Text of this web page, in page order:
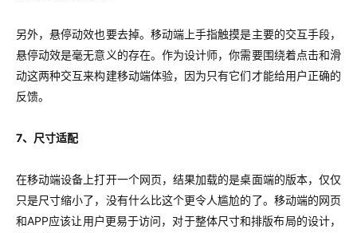
另外，悬停动效也要去掉。移动端上手指触摸是主要的交互手段，
悬停动效是毫无意义的存在。作为设计师，你需要围绕着点击和滑
动这两种交互来构建移动端体验，因为只有它们才能给用户正确的
反馈。
7、尺寸适配
在移动端设备上打开一个网页，结果加载的是桌面端的版本，仅仅
只是尺寸缩小了，没有什么比这个更令人尴尬的了。移动端的网页
和APP应该让用户更易于访问，对于整体尺寸和排版布局的设计，